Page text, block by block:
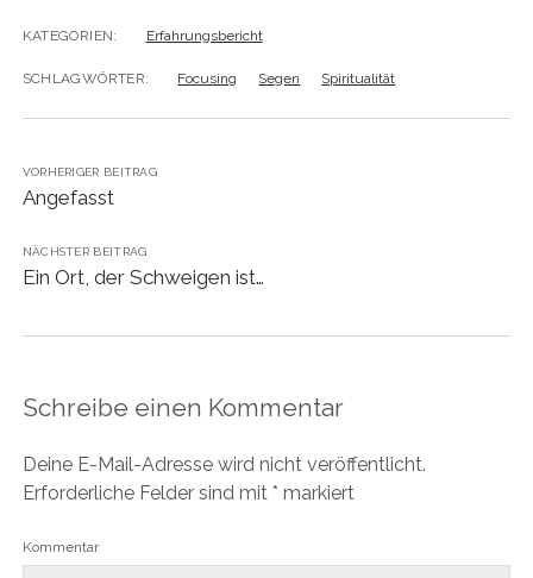
KATEGORIEN: Erfahrungsbericht
SCHLAGWÖRTER: Focusing Segen Spiritualität
VORHERIGER BEITRAG
Angefasst
NÄCHSTER BEITRAG
Ein Ort, der Schweigen ist…
Schreibe einen Kommentar
Deine E-Mail-Adresse wird nicht veröffentlicht.
Erforderliche Felder sind mit * markiert
Kommentar